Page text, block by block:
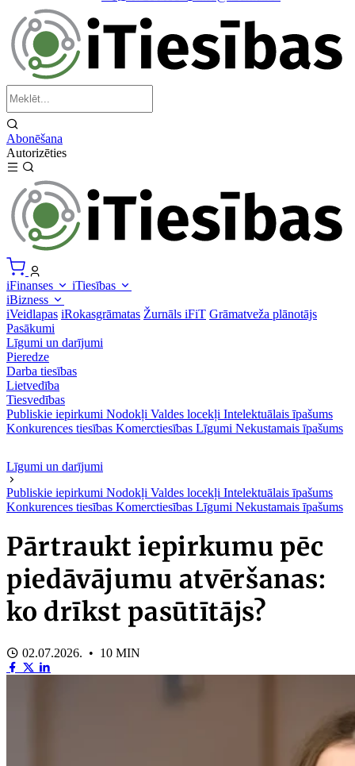
Abonēšana
Autorizēties
iFinanses
iTiesības
iBizness
iVeidlapas iRokasgrāmatas Žurnāls iFiT Grāmatveža plānotājs
Pasākumi
Līgumi un darījumi
Pieredze
Darba tiesības
Lietvedība
Tiesvedības
Publiskie iepirkumi Nodokļi Valdes locekļi Intelektuālais īpašums
Konkurences tiesības Komerctiesības Līgumi Nekustamais īpašums
Līgumi un darījumi
Publiskie iepirkumi Nodokļi Valdes locekļi Intelektuālais īpašums
Konkurences tiesības Komerctiesības Līgumi Nekustamais īpašums
Pārtraukt iepirkumu pēc
piedāvājumu atvēršanas:
ko drīkst pasūtītājs?
02.07.2026. • 10 MIN